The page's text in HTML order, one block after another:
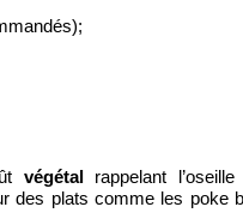
végétal rappelant
des plats comme les poke